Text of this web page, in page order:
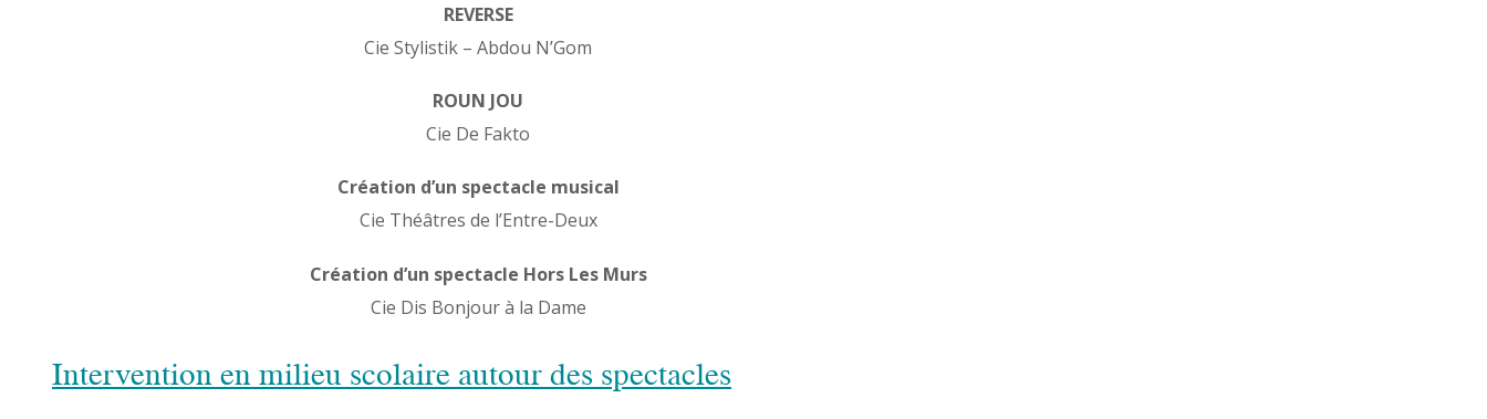
REVERSE
Cie Stylistik – Abdou N’Gom
ROUN JOU
Cie De Fakto
Création d’un spectacle musical
Cie Théâtres de l’Entre-Deux
Création d’un spectacle Hors Les Murs
Cie Dis Bonjour à la Dame
Intervention en milieu scolaire autour des spectacles